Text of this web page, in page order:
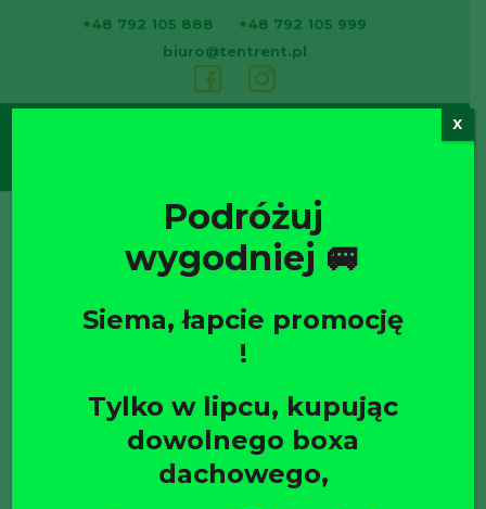
+48 792 105 888
+48 792 105 999
biuro@tentrent.pl
Podróżuj
wygodniej 🚐
Siema, łapcie promocję
!
Tylko w lipcu, kupując
dowolnego boxa
dachowego,
X